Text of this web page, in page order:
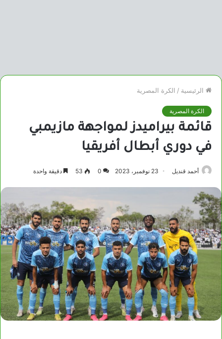
الرئيسية / الكرة المصرية
الكرة المصرية
قائمة بيراميدز لمواجهة مازيمبي
في دوري أبطال أفريقيا
أحمد قنديل 23 نوفمبر، 2023 0
53 دقيقة واحدة